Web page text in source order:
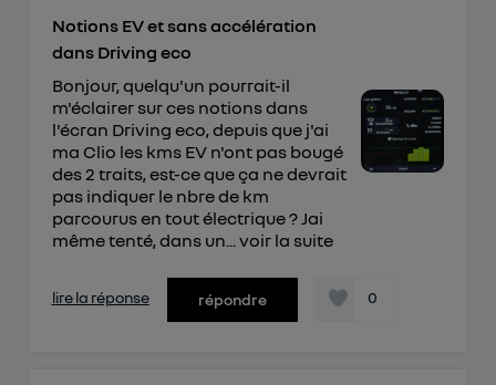
Notions EV et sans accélération
dans Driving eco
Bonjour, quelqu'un pourrait-il
m'éclairer sur ces notions dans
l'écran Driving eco, depuis que j'ai
ma Clio les kms EV n'ont pas bougé
des 2 traits, est-ce que ça ne devrait
pas indiquer le nbre de km
parcourus en tout électrique ? Jai
même tenté, dans un... voir la suite
lire la réponse répondre 0
Elle utilise un identifiant créé par votre opérateur
télécom basé sur votre adresse IP et une référence
de votre contrat internet (ex : votre numéro de
téléphone).
L'identifiant est associé à votre connexion
internet. Ainsi, toutes les personnes utilisant la
même connexion et ayant consenties se verront
attribuer le même identifiant. En général :
Pour une connexion foyer
(ex : Wi-Fi), la personnalisation sera basée
sur la navigation des membres du foyer ayant consentis.
uniquement sur la navigation de l'utilisateur du mobile.
Vous pouvez à tout moment retirer ce